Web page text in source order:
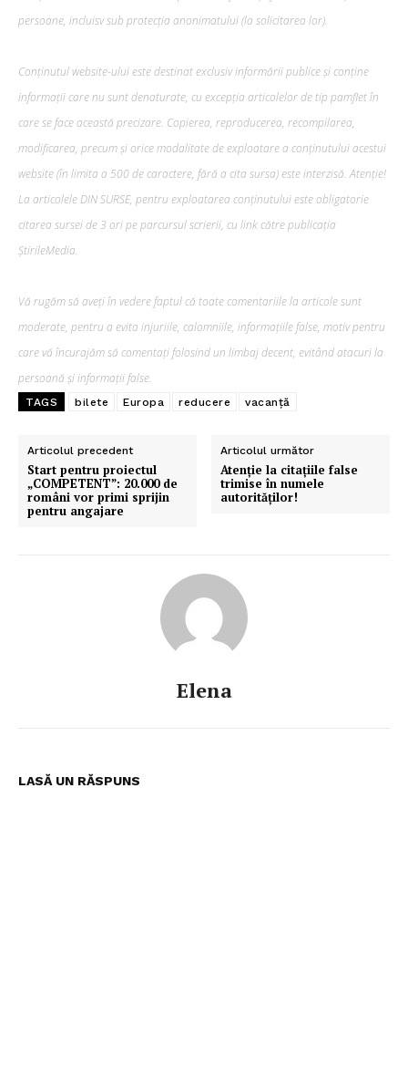
persoane, incluisv sub protecția anonimatului (la solicitarea lor).
Conținutul website-ului este destinat exclusiv informării publice și conține
informații care nu sunt denaturate, cu excepția articolelor de tip pamflet în
care se face această precizare. Copierea, reproducerea, recompilarea,
modificarea, precum şi orice modalitate de exploatare a conținutului acestui
website (în limita a 500 de caractere, fără a cita sursa) este interzisă. Atenție!
La articolele DIN SURSE, pentru exploatarea conținutului este obligatorie
citarea sursei de 3 ori pe parcursul scrierii, cu link către publicația
ȘtirileMedia.
Vă rugăm să aveți în vedere faptul că toate comentariile la articole sunt
moderate, pentru a evita injuriile, calomniile, informațiile false, motiv pentru
care vă încurajăm să comentați folosind un limbaj decent, evitând atacuri la
persoană și informații false.
TAGS bilete Europa reducere vacanță
Articolul precedent
Start pentru proiectul
„COMPETENT”: 20.000 de
români vor primi sprijin
pentru angajare
Articolul următor
Atenție la citațiile false
trimise în numele
autorităților!
Elena
LASĂ UN RĂSPUNS